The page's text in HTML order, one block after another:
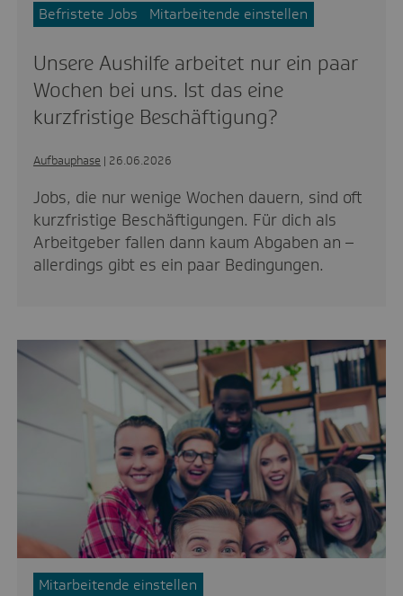
Befristete Jobs Mitarbeitende einstellen
Unsere Aushilfe arbeitet nur ein paar
Wochen bei uns. Ist das eine
kurzfristige Beschäftigung?
Aufbauphase | 26.06.2026
Jobs, die nur wenige Wochen dauern, sind oft
kurzfristige Beschäftigungen. Für dich als
Arbeitgeber fallen dann kaum Abgaben an –
allerdings gibt es ein paar Bedingungen.
Mitarbeitende einstellen